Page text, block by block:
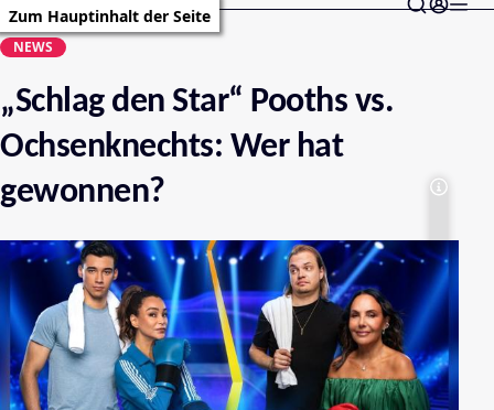
Zum Hauptinhalt der Seite
NEWS
„Schlag den Star“ Pooths vs.
Ochsenknechts: Wer hat
gewonnen?